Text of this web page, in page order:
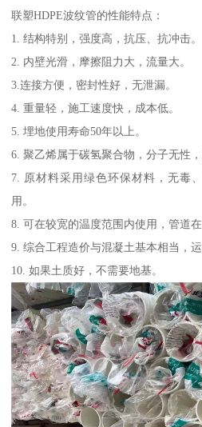
联塑HDPE波纹管的性能特点：
1. 结构特别，强度高，抗压、抗冲击。
2. 内壁光滑，摩擦阻力大，流量大。
3.连接方便，密封性好，无泄漏。
4. 重量轻，施工速度快，成本低。
5. 埋地使用寿命50年以上。
6. 聚乙烯属于碳氢聚合物，分子无性
7. 原材料采用绿色环保材料，无毒
用。
8. 可在较宽的温度范围内使用，管道
9. 综合工程造价与混凝土基本相当，运
10. 如果土质好，不需要地基。